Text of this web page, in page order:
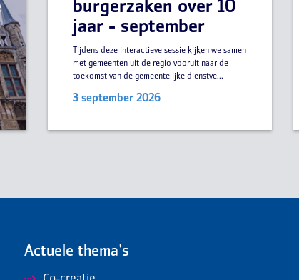
burgerzaken over 10
jaar - september
Tijdens deze interactieve sessie kijken we samen
met gemeenten uit de regio vooruit naar de
toekomst van de gemeentelijke dienstve...
3 september 2026
Actuele thema's